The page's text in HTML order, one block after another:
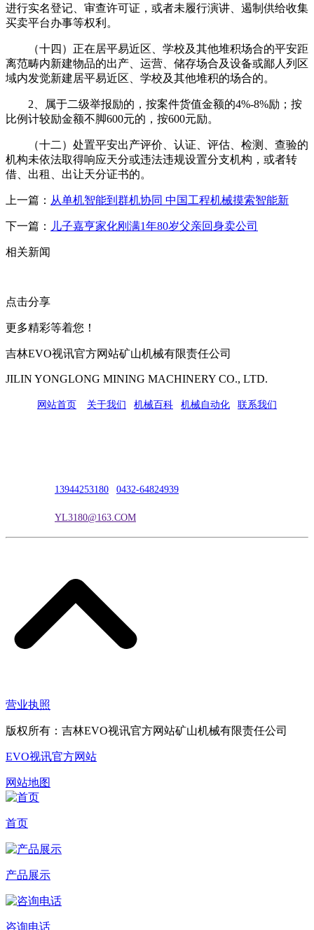
进行实名登记、审查许可证，或者未履行演讲、遏制供给收集
买卖平台办事等权利。
（十四）正在居平易近区、学校及其他堆积场合的平安距
离范畴内新建物品的出产、运营、储存场合及设备或鄙人列区
域内发觉新建居平易近区、学校及其他堆积的场合的。
2、属于二级举报励的，按案件货值金额的4%-8%励；按
比例计较励金额不脚600元的，按600元励。
（十二）处置平安出产评价、认证、评估、检测、查验的
机构未依法取得响应天分或违法违规设置分支机构，或者转
借、出租、出让天分证书的。
上一篇： 从单机智能到群机协同 中国工程机械摸索智能新
下一篇： 儿子嘉亨家化刚满1年80岁父亲回身卖公司
相关新闻
点击分享
更多精彩等着您！
吉林EVO视讯官方网站矿山机械有限责任公司
JILIN YONGLONG MINING MACHINERY CO., LTD.
网站首页 关于我们 机械百科 机械自动化 联系我们
13944253180 0432-64824939
YL3180@163.COM
营业执照
版权所有：吉林EVO视讯官方网站矿山机械有限责任公司
EVO视讯官方网站
网站地图
首页
产品展示
咨询电话